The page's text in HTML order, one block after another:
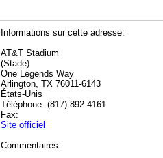
Informations sur cette adresse:
AT&T Stadium
(Stade)
One Legends Way
Arlington, TX 76011-6143
États-Unis
Téléphone: (817) 892-4161
Fax:
Site officiel
Commentaires: